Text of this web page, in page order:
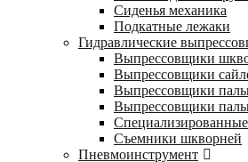
Сиденья механика
Подкатные лежаки
Гидравлические
Выпрессовщики
Выпрессовщики
Выпрессовщики
Выпрессовщики
Cъемники шкворней
Пневмоинструмент